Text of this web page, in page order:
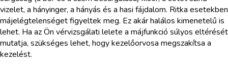
vizelet, a hányinger, a hányás és a hasi fájdalom. Ritka esetekben
májelégtelenséget figyeltek meg. Ez akár halálos kimenetelű is
lehet. Ha az Ön vérvizsgálati lelete a májfunkció súlyos eltérését
mutatja, szükséges lehet, hogy kezelőorvosa megszakítsa a
kezelést.